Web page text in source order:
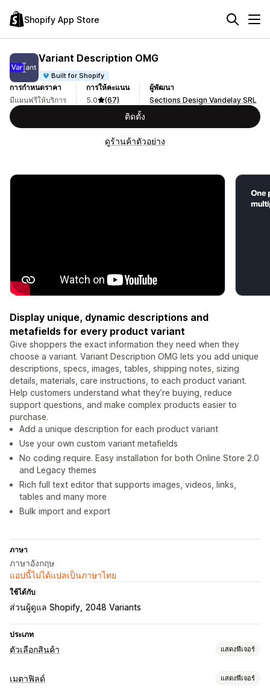
Shopify App Store
Variant Description OMG
Built for Shopify
การกำหนดราคา
มีแผนฟรีให้บริการ
การให้คะแนน
5.0
(67)
ผู้พัฒนา
Sections Design Vandelay SRL
ติดตั้ง
ดูร้านค้าตัวอย่าง
Display unique, dynamic descriptions and
metafields for every product variant
Give shoppers the exact information they need when they
choose a variant. Variant Description OMG lets you add unique
descriptions, specs, images, tables, shipping notes, sizing
details, materials, care instructions, to each product variant.
Help customers understand what they’re buying, reduce
support questions, and make complex products easier to
purchase.
Add a unique description for each product variant
Use your own custom variant metafields
No coding require. Easy installation for both Online Store 2.0
and Legacy themes
Rich full text editor that supports images, videos, links,
tables and many more
Bulk import and export
ภาษา
ภาษาอังกฤษ
แอปนี้ไม่ได้แปลเป็นภาษาไทย
ใช้ได้กับ
ส่วนผู้ดูแล Shopify 2048 Variants
ประเภท
ตัวเลือกสินค้า แสดงฟีเจอร์
การปรับแต่ง
เมตาฟิลด์ แสดงฟีเจอร์